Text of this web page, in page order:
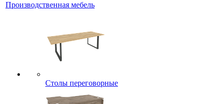
Производственная мебель
Столы переговорные